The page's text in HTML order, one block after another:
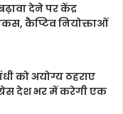
भाजपा के लोगों
लाख देकर खजाना
के सीडी देनें का काम
देने पर केंद्र
कैप्टिव नियोक्ताओं
को अयोग्य ठहराए
देश भर में करेगी एक